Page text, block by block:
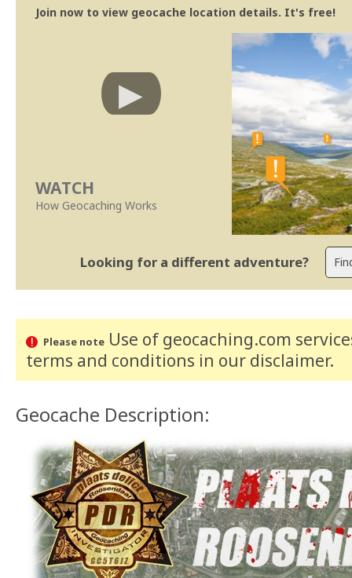
Join now to view geocache location details. It's free!
WATCH
How Geocaching Works
Looking for a different adventure?
Please noteUse of geocaching.com
terms and conditions in our disclaimer.
Geocache Description: